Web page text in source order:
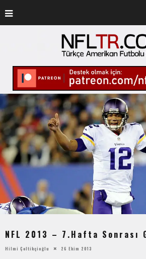
NFL 2013 – 7.Hafta Sonrası
Hilmi Çeltikçioğlu 26 Ekim 2013